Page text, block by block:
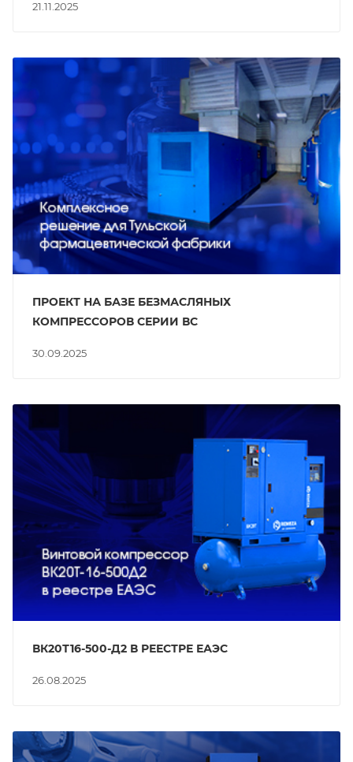
21.11.2025
30.09.2025
ПРОЕКТ НА БАЗЕ БЕЗМАСЛЯНЫХ
КОМПРЕССОРОВ СЕРИИ ВС
26.08.2025
ВК20Т16-500-Д2 В РЕЕСТРЕ ЕАЭС